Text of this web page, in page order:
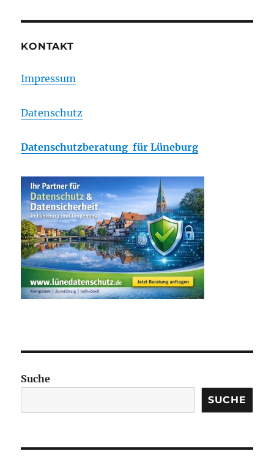
KONTAKT
Impressum
Datenschutz
Datenschutzberatung für Lüneburg
Suche
SUCHE